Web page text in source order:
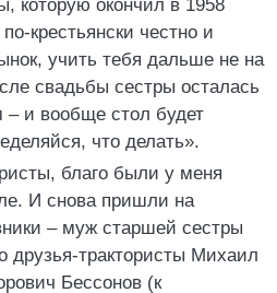
которую окончил в 1958
крестьянски честно и
учить тебя дальше не на
свадьбы сестры осталась
и вообще стол будет
что делать».
благо были у меня
И снова пришли на
– муж старшей сестры
друзья-трактористы Михаил
Бессонов (к